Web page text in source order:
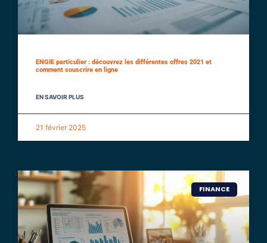
ENGIE particulier : découvrez les différentes offres 2021 et
comment souscrire en ligne
EN SAVOIR PLUS
21 février 2025
FINANCE